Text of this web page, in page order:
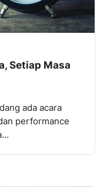
Setiap Masa
ada acara
performance